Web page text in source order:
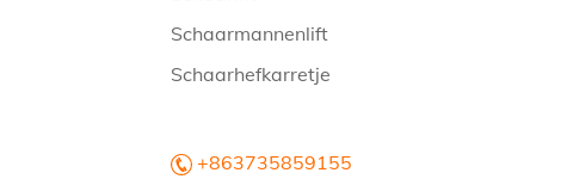
Schaarmannenlift
Schaarhefkarretje
+863735859155